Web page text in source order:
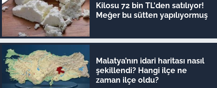
Kilosu 72 bin TL'den satılıyor!
Meğer bu sütten yapılıyormuş
Malatya’nın idari haritası nasıl
şekillendi? Hangi ilçe ne
zaman ilçe oldu?